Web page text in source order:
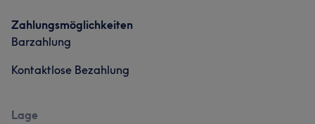
Zahlungsmöglichkeiten
Barzahlung
Kontaktlose Bezahlung
Lage